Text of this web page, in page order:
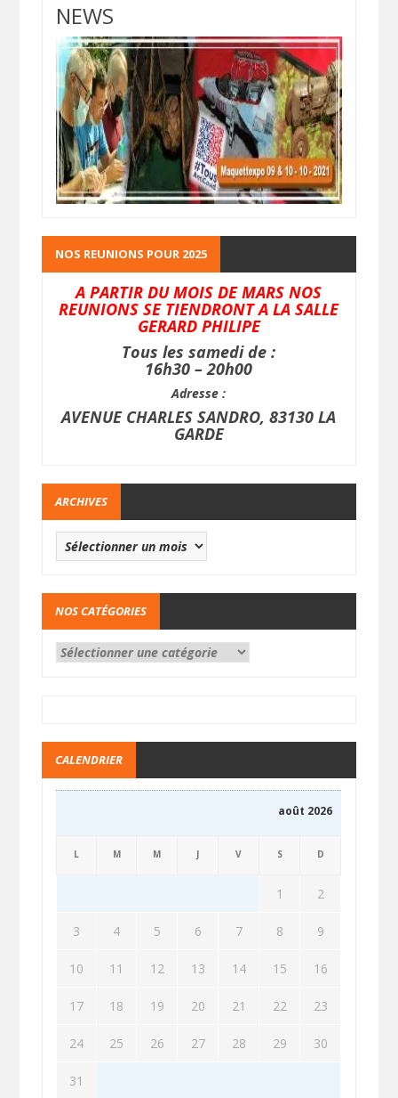
NEWS
NOS REUNIONS POUR 2025
A PARTIR DU MOIS DE MARS NOS
REUNIONS SE TIENDRONT A LA SALLE
GERARD PHILIPE
Tous les samedi de :
16h30 – 20h00
Adresse :
AVENUE CHARLES SANDRO, 83130 LA
GARDE
ARCHIVES
NOS CATÉGORIES
CALENDRIER
août 2026
L M M J V S D
1 2
3 4 5 6 7 8 9
10 11 12 13 14 15 16
17 18 19 20 21 22 23
24 25 26 27 28 29 30
31